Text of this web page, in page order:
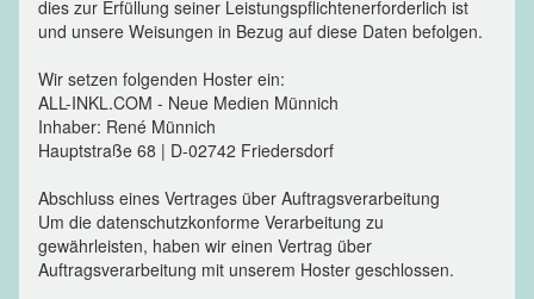
dies zur Erfüllung seiner Leistungspflichtenerforderlich ist
und unsere Weisungen in Bezug auf diese Daten befolgen.
Wir setzen folgenden Hoster ein:
ALL-INKL.COM - Neue Medien Münnich
Inhaber: René Münnich
Hauptstraße 68 | D-02742 Friedersdorf
Abschluss eines Vertrages über Auftragsverarbeitung
Um die datenschutzkonforme Verarbeitung zu
gewährleisten, haben wir einen Vertrag über
Auftragsverarbeitung mit unserem Hoster geschlossen.